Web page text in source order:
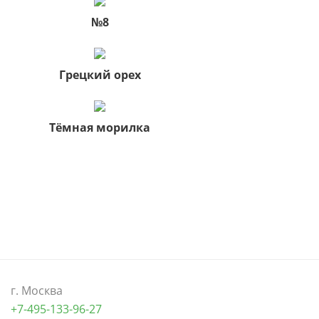
№8
Грецкий орех
Тёмная морилка
г. Москва
+7-495-133-96-27